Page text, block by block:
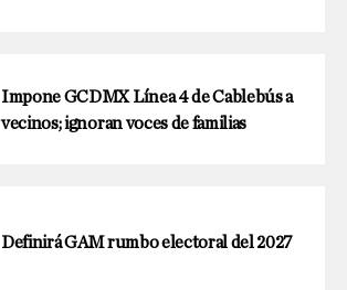
Impone GCDMX Línea 4 de Cablebús a
vecinos; ignoran voces de familias
Definirá GAM rumbo electoral del 2027